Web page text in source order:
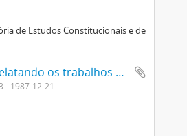
de Estudos Constitucionais e de
Boletins diários da CNBB (nº 114 a 155) relatando os trabalhos da Assembléia Nacional Constituinte.
- 1987-12-21